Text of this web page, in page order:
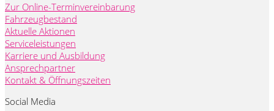
Zur Online-Terminvereinbarung
Fahrzeugbestand
Aktuelle Aktionen
Serviceleistungen
Karriere und Ausbildung
Ansprechpartner
Kontakt & Öffnungszeiten
Social Media